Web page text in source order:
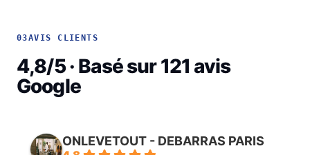
03AVIS CLIENTS
4,8/5 · Basé sur 121 avis
Google
ONLEVETOUT - DEBARRAS PARIS